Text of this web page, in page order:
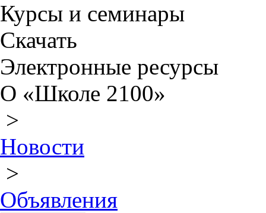
Курсы и семинары
Скачать
Электронные ресурсы
О «Школе 2100»
>
Новости
>
Объявления